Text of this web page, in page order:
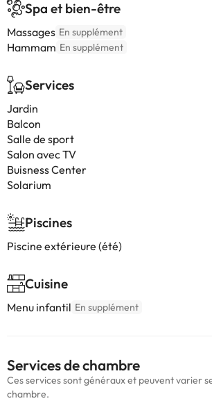
Spa et bien-être
Massages En supplément
Hammam En supplément
Services
Jardin
Balcon
Salle de sport
Salon avec TV
Buisness Center
Solarium
Piscines
Piscine extérieure (été)
Cuisine
Menu infantil En supplément
Services de chambre
Ces services sont généraux et peuvent varier
chambre.